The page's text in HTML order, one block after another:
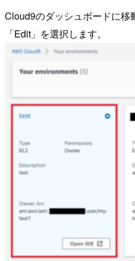
Cloud9のダッシュボードに移
「Edit」を選択します。